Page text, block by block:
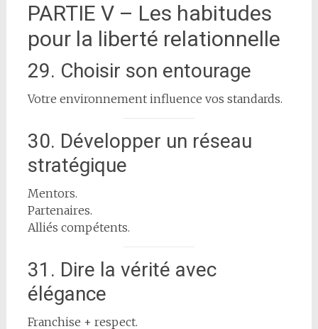
PARTIE V – Les habitudes
pour la liberté relationnelle
29. Choisir son entourage
Votre environnement influence vos standards.
30. Développer un réseau
stratégique
Mentors.
Partenaires.
Alliés compétents.
31. Dire la vérité avec
élégance
Franchise + respect.